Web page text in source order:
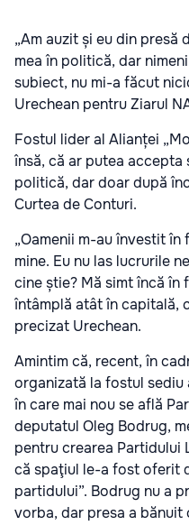
„Am auzit și eu din presă
mea în politică, dar
subiect, nu mi-a făcut
Urechean pentru Ziarul
Fostul lider al Alianței
însă, că ar putea accepta
politică, dar doar după
Curtea de Conturi.
„Oamenii m-au învestit
mine. Eu nu las lucrurile
cine știe? Mă simt încă în
întâmplă atât în capitală,
precizat Urechean.
Amintim că, recent, în
organizată la fostul sediu
în care mai nou se află
deputatul Oleg Bodrug,
pentru crearea Partidului
că spaţiul le-a fost oferit
partidului”. Bodrug nu a
vorba, dar presa a